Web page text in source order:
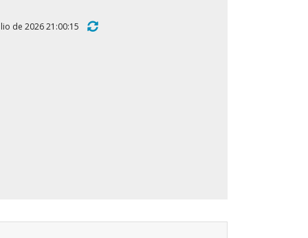
de 2026 21:00:15